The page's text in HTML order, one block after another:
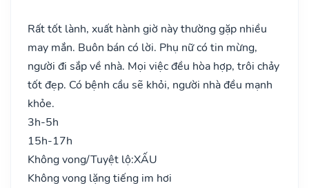
Rất tốt lành, xuất hành giờ này thường gặp nhiều
may mắn. Buôn bán có lời. Phụ nữ có tin mừng,
người đi sắp về nhà. Mọi việc đều hòa hợp, trôi chảy
tốt đẹp. Có bệnh cầu sẽ khỏi, người nhà đều mạnh
khỏe.
3h-5h
15h-17h
Không vong/Tuyệt lộ:XẤU
Không vong lặng tiếng im hơi